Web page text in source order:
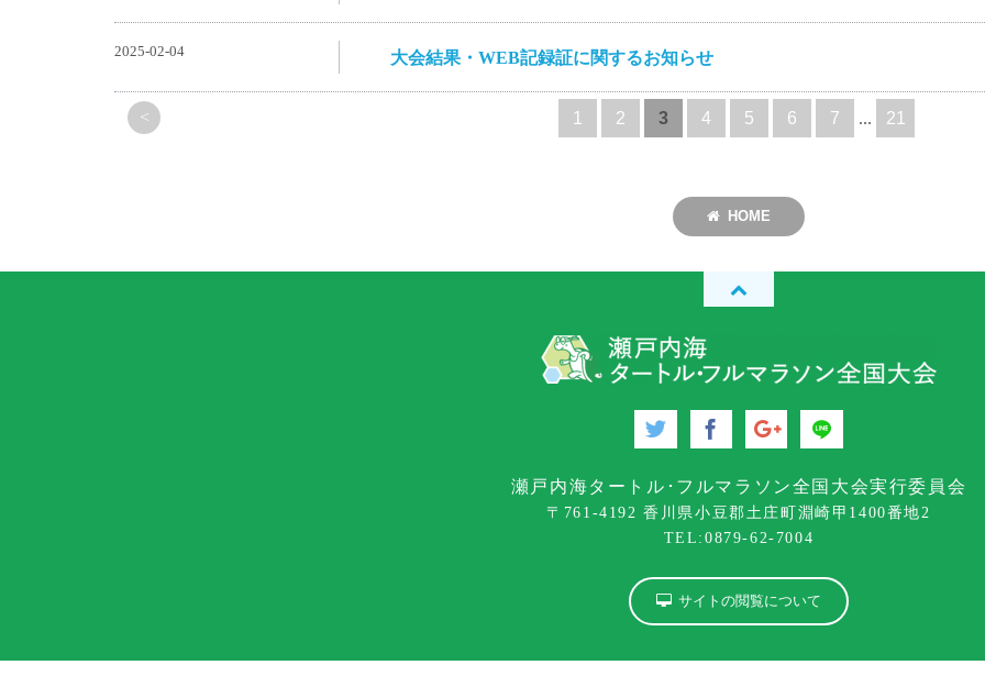
2025-02-04 大会結果・WEB記録証に関するお知らせ
< 1 2 3 4 5 6 7 ... 21
HOME
瀬戸内海タートル･フルマラソン全国大会実行委員会
〒761-4192 香川県小豆郡土庄町淵崎甲1400番地2
TEL:0879-62-7004
サイトの閲覧について